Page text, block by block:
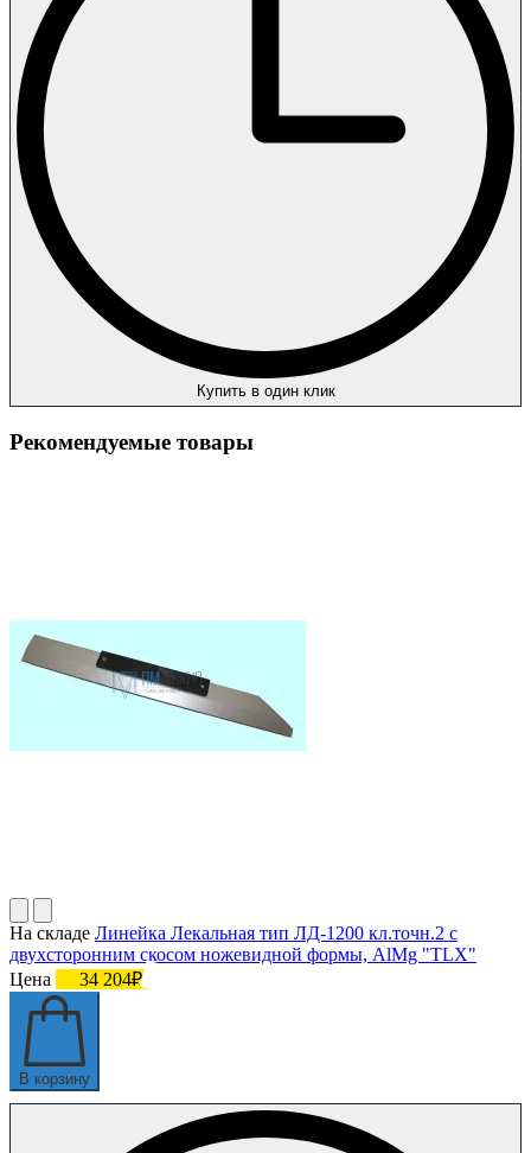
Купить в один клик
Рекомендуемые товары
На складе Линейка Лекальная тип ЛД-1200 кл.точн.2 с
двухсторонним скосом ножевидной формы, AlMg "TLX"
Цена
34 204₽
В корзину